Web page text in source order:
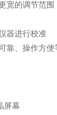
宽的调节范围
器进行校准
靠、操作方便
屏幕